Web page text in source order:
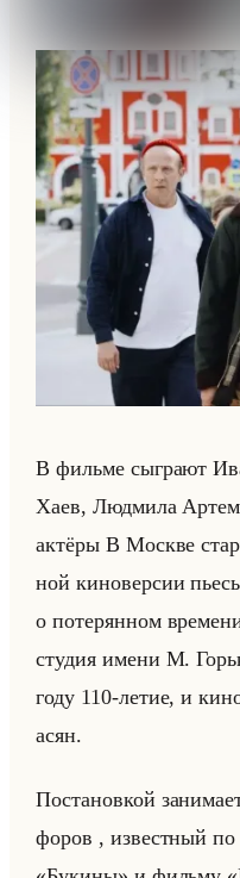
В фильме сыг­ра­ют
Хаев, Люд­ми­ла
ак­тё­ры В Москве
ной ки­но­вер­сии
о потерянном
сту­дия имени М.
году 110-летие, и
асян.
По­ста­нов­кой
фо­ров , из­вест­ный